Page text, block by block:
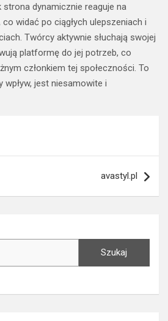
dynamicznie reaguje na
widać po ciągłych ulepszeniach i
Twórcy aktywnie słuchają swojej
platformę do jej potrzeb, co
członkiem tej społeczności. To
wpływ, jest niesamowite i
avastyl.pl
Szukaj